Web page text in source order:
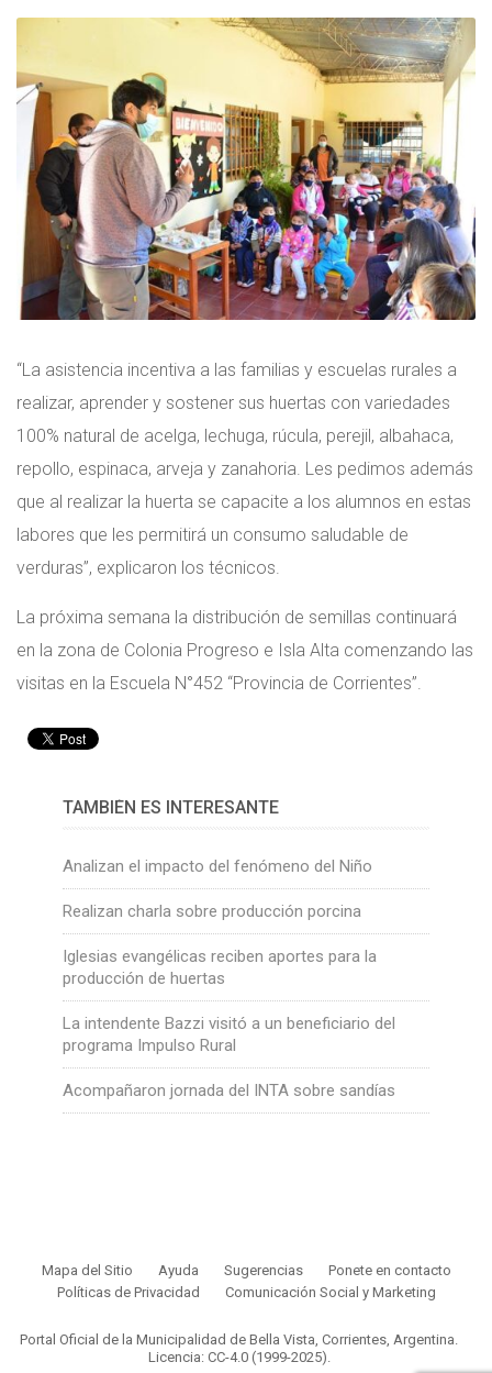
“La asistencia incentiva a las familias y escuelas rurales a
realizar, aprender y sostener sus huertas con variedades
100% natural de acelga, lechuga, rúcula, perejil, albahaca,
repollo, espinaca, arveja y zanahoria. Les pedimos además
que al realizar la huerta se capacite a los alumnos en estas
labores que les permitirá un consumo saludable de
verduras”, explicaron los técnicos.
La próxima semana la distribución de semillas continuará
en la zona de Colonia Progreso e Isla Alta comenzando las
visitas en la Escuela N°452 “Provincia de Corrientes”.
TAMBIÉN ES INTERESANTE
Analizan el impacto del fenómeno del Niño
Realizan charla sobre producción porcina
Iglesias evangélicas reciben aportes para la
producción de huertas
La intendente Bazzi visitó a un beneficiario del
programa Impulso Rural
Acompañaron jornada del INTA sobre sandías
Mapa del Sitio Ayuda Sugerencias
Ponete en contacto
Políticas de Privacidad
Comunicación Social y Marketing
Portal Oficial de la Municipalidad de Bella Vista, Corrientes, Argentina.
Licencia: CC-4.0 (1999-2025).